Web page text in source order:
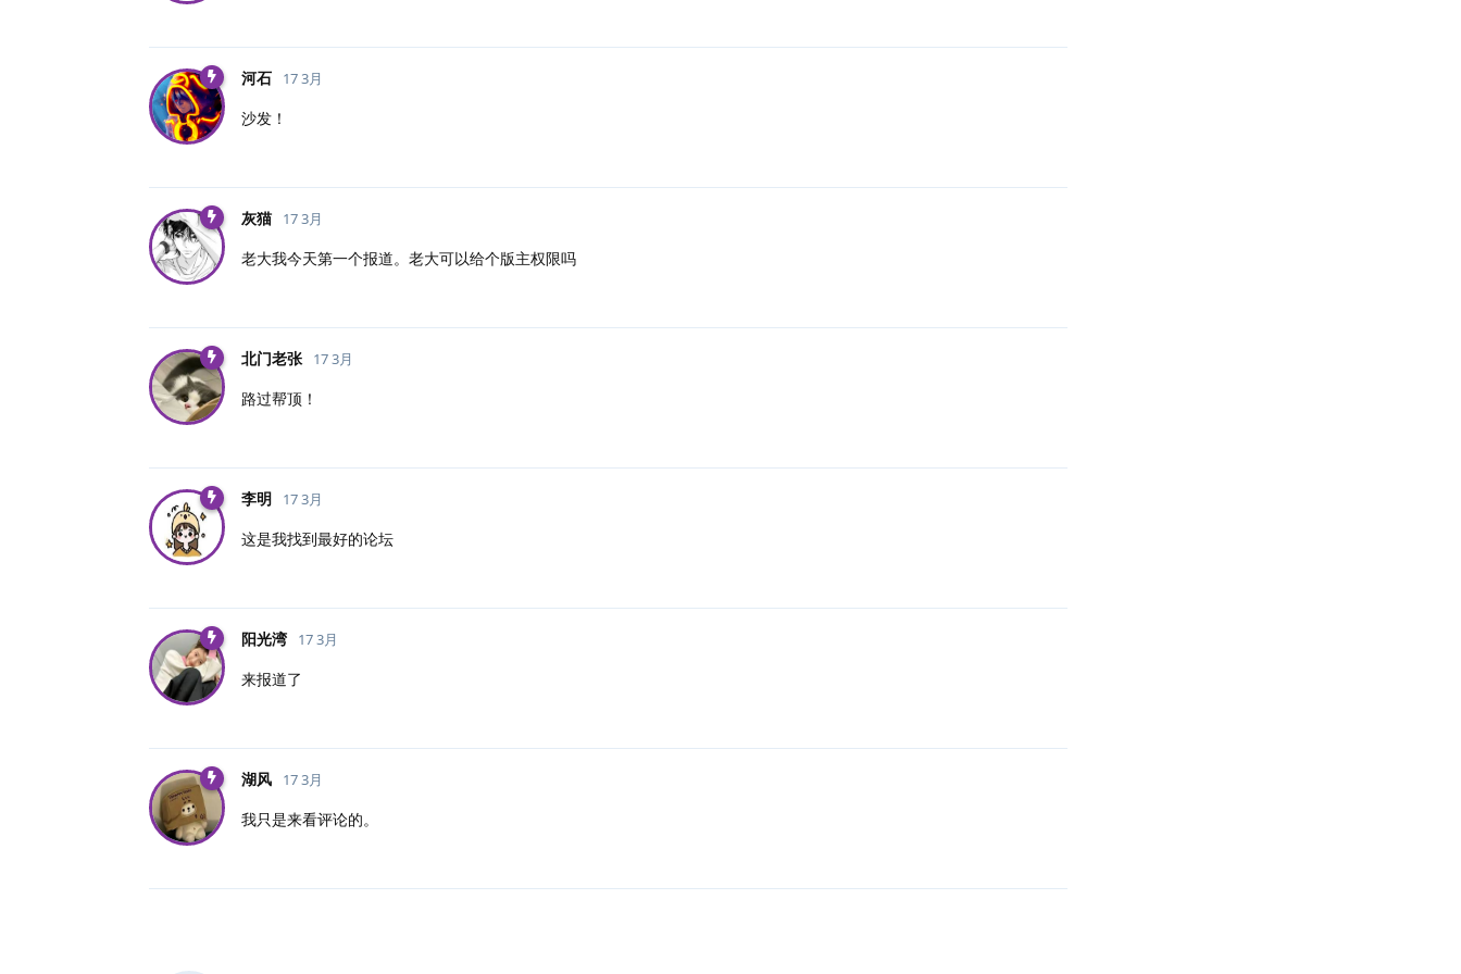
河石 17 3月
沙发！
灰猫 17 3月
老大我今天第一个报道。老大可以给个版主权限吗
北门老张 17 3月
路过帮顶！
李明 17 3月
这是我找到最好的论坛
阳光湾 17 3月
来报道了
湖风 17 3月
我只是来看评论的。